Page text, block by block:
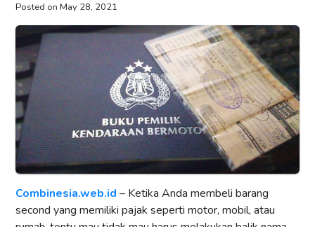
May 28, 2021
Combinesia.web.id – Ketika Anda membeli barang
second yang memiliki pajak seperti motor, mobil, atau